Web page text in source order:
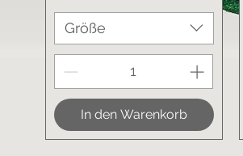
Größe
In den Warenkorb